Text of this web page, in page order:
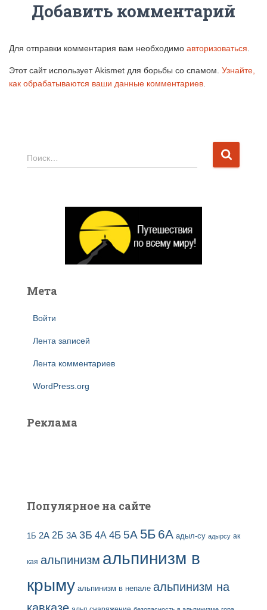
Добавить комментарий
Для отправки комментария вам необходимо авторизоваться
Этот сайт использует Akismet для борьбы со спамом. Узнайте,
как обрабатываются ваши данные комментариев
Н
а
Поиск…
Мета
Войти
Лента записей
Лента комментариев
WordPress.org
Реклама
Популярное на сайте
1Б 2А 2Б 3А 3Б 4А 4Б 5А 5Б 6А адыл-су адырсу ак
кая альпинизм альпинизм в
крыму альпинизм в непале альпинизм на